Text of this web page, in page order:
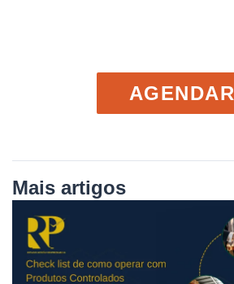
AGENDAR
Mais artigos